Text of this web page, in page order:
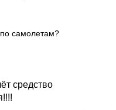
по самолетам?
средство